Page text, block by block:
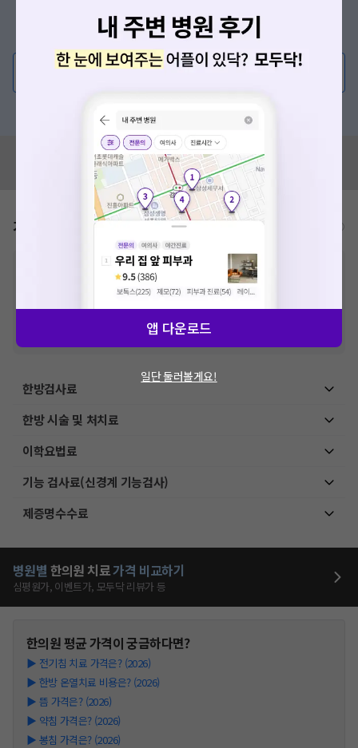
증상/치료, 궁금한 점이 있나요?
의사가 직접 답해드려요!
💬 무엇이든 물어보세요
혹시 잘못된 병원정보가 있나요?
모두닥 팀에 알려주세요!
가격표 비급여/급여 진료란?
비급여 항목의 경우,추가비용 등으로 실제 가격과 상이할 수 있으니, 정확
한 가격은 해당 의료기관에 직접 문의해주세요.
건강보험심사평가원에 고지되어 있는 급여 진료 기준 가
격입니다. (진료와 연관된 복합적인 비용이 추가되어, 병원마다 금액이 다르게
산정될 수 있는 점 참고 바랍니다.)
VAT 포함
한방검사료
한방 시술 및 처치료
이학요법료
기능 검사료(신경계 기능검사)
제증명수수료
병원별 한의원 치료가격 비교하기
심평원가, 이벤트가, 모두닥 리뷰가 등
한의원평균 가격이 궁금하다면?
▶ 전기침 치료 가격은? (2026)
▶ 한방 온열치료 비용은? (2026)
▶ 뜸 가격은? (2026)
▶ 약침 가격은? (2026)
▶ 봉침 가격은? (2026)
앱 다운로드
일단 둘러볼게요!